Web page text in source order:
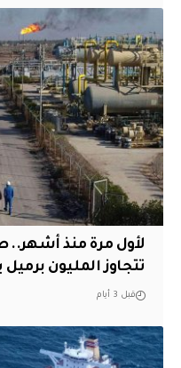
لأول مرة منذ أشهر..
تتجاوز المليون برميل
قبل 3 أيام